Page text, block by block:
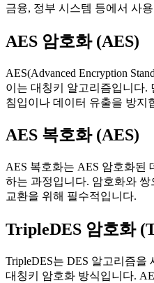
금융, 정부 시스템 등에서 사
AES 암호화 (AES)
AES(Advanced Encryption
이는 대칭키 알고리즘입니다.
침입이나 데이터 유출을 방지
AES 복호화 (AES)
AES 복호화는 AES 암호화된
하는 과정입니다. 암호화와
교환을 위해 필수적입니다.
TripleDES 암호화
TripleDES는 DES 알고리즘
대칭키 암호화 방식입니다.